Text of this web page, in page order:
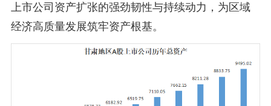
上市公司资产扩张的强劲韧性与持续动力，为区域
经济高质量发展筑牢资产根基。